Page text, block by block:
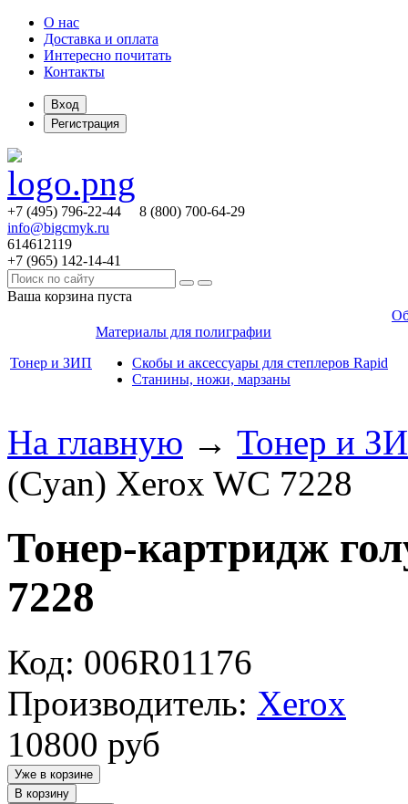
О нас
Доставка и оплата
Интересно почитать
Контакты
Вход
Регистрация
+7 (495) 796-22-44 8 (800) 700-64-29
info@bigcmyk.ru
614612119
+7 (965) 142-14-41
Ваша корзина пуста
Тонер и ЗИП
Материалы для полиграфии
Скобы и аксессуары для степлеров Rapid
Станины, ножи, марзаны
На главную → Тонер и
(Cyan) Xerox WC 7228
Тонер-картридж
7228
Код: 006R01176
Производитель: Xerox
10800 руб
Уже в корзине
В корзину